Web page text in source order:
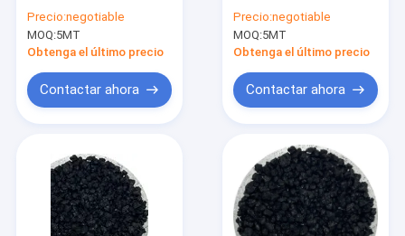
Productos
Sobre nosotros
potasio 28 3 para la
cosecha
Precio:negotiable
MOQ:5MT
Obtenga el último precio
Contactar ahora
potasio del 60% para
las cosechas
Precio:negotiable
MOQ:5MT
Obtenga el último precio
Contactar ahora